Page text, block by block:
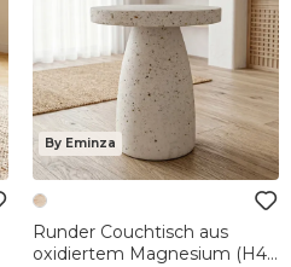
By Eminza
Runder Couchtisch aus
oxidiertem Magnesium (H45